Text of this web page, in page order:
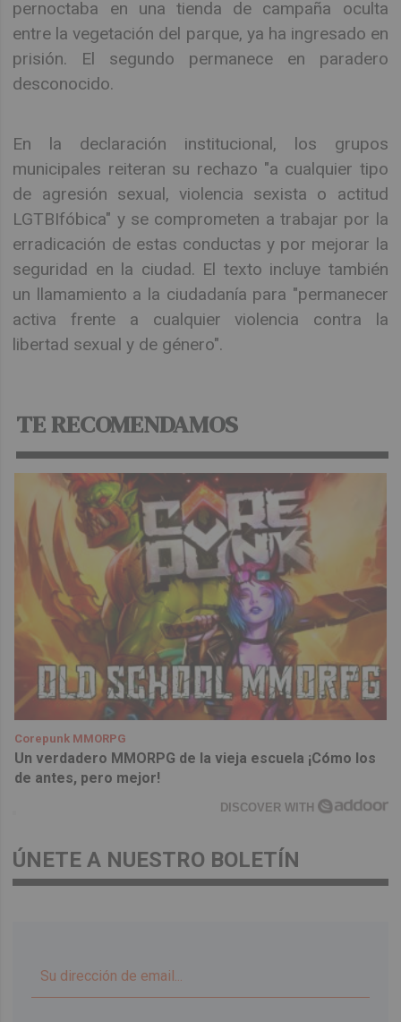
pernoctaba en una tienda de campaña oculta
entre la vegetación del parque, ya ha ingresado en
prisión. El segundo permanece en paradero
desconocido.
En la declaración institucional, los grupos
municipales reiteran su rechazo "a cualquier tipo
de agresión sexual, violencia sexista o actitud
LGTBIfóbica" y se comprometen a trabajar por la
erradicación de estas conductas y por mejorar la
seguridad en la ciudad. El texto incluye también
un llamamiento a la ciudadanía para "permanecer
activa frente a cualquier violencia contra la
libertad sexual y de género".
TE RECOMENDAMOS
Corepunk MMORPG
Un verdadero MMORPG de la vieja escuela ¡Cómo los
de antes, pero mejor!
DISCOVER WITH
ÚNETE A NUESTRO BOLETÍN